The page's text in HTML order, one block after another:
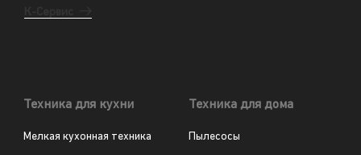
Техника для кухни
Мелкая кухонная техника
Техника для дома
Пылесосы